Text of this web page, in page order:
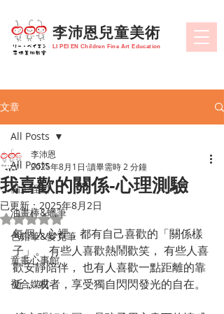
LI PEI EN Children Fine Art Education
​李沛恩兒童美術
文章
All Posts
黏土捏塑
油畫棒&蠟筆
色鉛筆&麥克筆
童畫心事館
複合媒材
All Posts
我喜歡的關係-心理測驗
李沛恩
2025年8月1日 讀畢需時 2 分鐘
已更新： 2025年8月2日
評等為 NaN（最高為 5 顆星）。
每個人心裡，都有自己喜歡的「關係樣
子」。 有些人喜歡熱鬧歡笑， 有些人喜
歡安靜陪伴， 也有人喜歡一點距離的靠
近， 或者，享受獨自閃閃發光的自在。